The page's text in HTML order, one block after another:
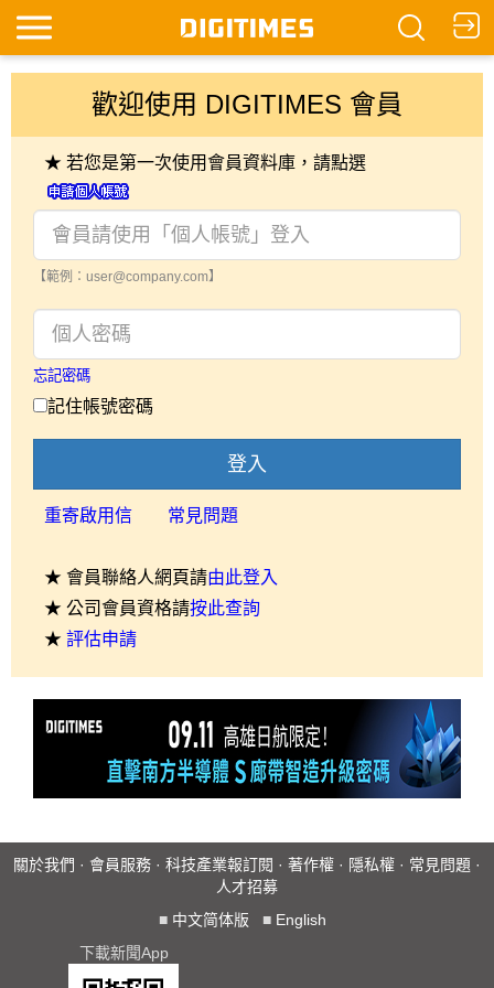
歡迎使用 DIGITIMES 會員
★ 若您是第一次使用會員資料庫，請點選
【範例：user@company.com】
忘記密碼
記住帳號密碼
登入
重寄啟用信 常見問題
★ 會員聯絡人網頁請由此登入
★ 公司會員資格請按此查詢
★ 評估申請
關於我們 · 會員服務 · 科技產業報訂閱 · 著作權 · 隱私權 · 常見問題 ·
人才招募
■ 中文简体版 ■ English
下載新聞App